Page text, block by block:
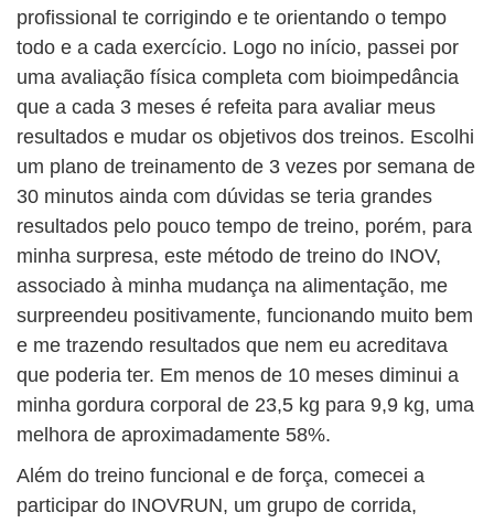
profissional te corrigindo e te orientando o tempo
todo e a cada exercício. Logo no início, passei por
uma avaliação física completa com bioimpedância
que a cada 3 meses é refeita para avaliar meus
resultados e mudar os objetivos dos treinos. Escolhi
um plano de treinamento de 3 vezes por semana de
30 minutos ainda com dúvidas se teria grandes
resultados pelo pouco tempo de treino, porém, para
minha surpresa, este método de treino do INOV,
associado à minha mudança na alimentação, me
surpreendeu positivamente, funcionando muito bem
e me trazendo resultados que nem eu acreditava
que poderia ter. Em menos de 10 meses diminui a
minha gordura corporal de 23,5 kg para 9,9 kg, uma
melhora de aproximadamente 58%.
Além do treino funcional e de força, comecei a
participar do INOVRUN, um grupo de corrida,